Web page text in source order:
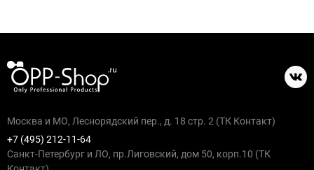
Москва и МО, Леснорядский пер., д. 18 стр. 2 (ТК Контакт)
+7 (495) 212-11-64
Санкт-Петербург и ЛО, пр.Лиговский, дом 50, корп.10 (ТК